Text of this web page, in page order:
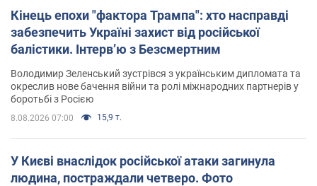
Кінець епохи "фактора Трампа": хто насправді
забезпечить Україні захист від російської
балістики. Інтерв’ю з Безсмертним
Володимир Зеленський зустрівся з українським дипломата та
окреслив нове бачення війни та ролі міжнародних партнерів у
боротьбі з Росією
8.08.2026 07:00 15,9 т.
У Києві внаслідок російської атаки загинула
людина, постраждали четверо. Фото